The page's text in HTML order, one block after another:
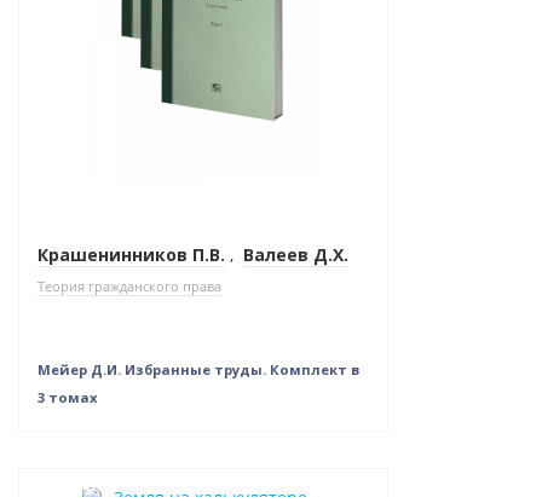
Крашенинников П.В. , Валеев Д.Х.
Теория гражданского права
Мейер Д.И. Избранные труды. Комплект в
3 томах
Новинка